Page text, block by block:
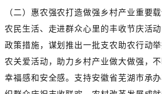
（二）惠农强农打造做强乡村产业重要
农民生活、走进群众心里的丰收节庆活
政策措施，谋划推出一批支农助农行动
农关爱活动，助力乡村产业做大做强，
幸福感和安全感。支持安徽省芜湖市承